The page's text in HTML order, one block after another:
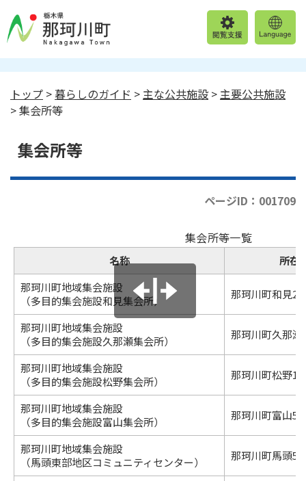
トップ >暮らしのガイド >主な公共施設 >主要公共施設
> 集会所等
集会所等
ページID：001709
集会所等一覧
名称
所在
那珂川町地域集会施設
（多目的集会施設和見集会所）
那珂川町和見
那珂川町地域集会施設
（多目的集会施設久那瀬集会所）
那珂川町久那瀬
那珂川町地域集会施設
（多目的集会施設松野集会所）
那珂川町松野
那珂川町地域集会施設
（多目的集会施設富山集会所）
那珂川町富山
那珂川町地域集会施設
（馬頭東部地区コミュニティセンター）
那珂川町馬頭59